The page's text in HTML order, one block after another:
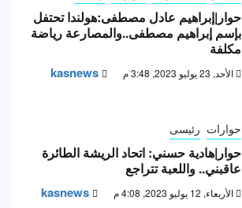
حوار|إبراهيم عادل مصطفى:هولندا تحتفل
بإسم إبراهيم مصطفى..والمصارعة رياضة
مكلفة
الأحد, 23 يوليو 2023, 3:48 م kasnews
حوارات رئيسى
حوار|هادية حسني: اتحاد الريشة الطائرة
عاقبني.. واللعبة تتراجع
الأربعاء, 12 يوليو 2023, 4:08 م kasnews